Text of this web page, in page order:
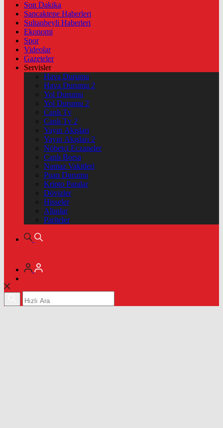
Son Dakika
Sancaktepe Haberleri
Sultanbeyli Haberleri
Ekonomi
Spor
Videolar
Gazeteler
Servisler
Hava Durumu
Hava Durumu 2
Yol Durumu
Yol Durumu 2
Canlı Tv
Canlı Tv 2
Yayın Akışları
Yayın Akışları 2
Nöbetçi Eczaneler
Canlı Borsa
Namaz Vakitleri
Puan Durumu
Kripto Paralar
Dövizler
Hisseler
Altınlar
Pariteler